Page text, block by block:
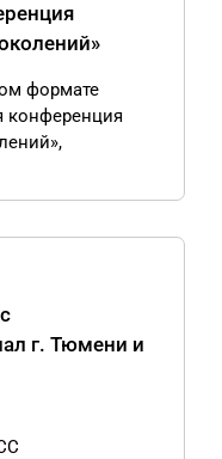
формате
конференция
г. Тюмени и